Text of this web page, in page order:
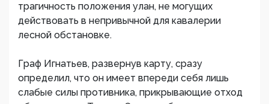
трагичность положения улан, не могущих
действовать в непривычной для кавалерии
лесной обстановке.
Граф Игнатьев, развернув карту, сразу
определил, что он имеет впереди себя лишь
слабые силы противника, прикрывающие отход